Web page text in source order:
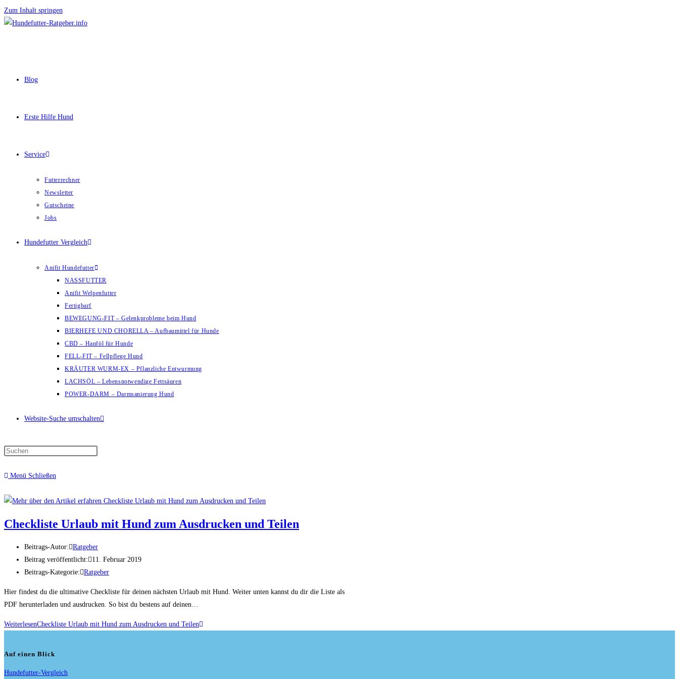
Zum Inhalt springen
Blog
Erste Hilfe Hund
Service
Futterrechner
Newsletter
Gutscheine
Jobs
Hundefutter Vergleich
Anifit Hundefutter
NASSFUTTER
Anifit Welpenfutter
Fertigbarf
BEWEGUNG-FIT – Gelenkprobleme beim Hund
BIERHEFE UND CHORELLA – Aufbaumittel für Hunde
CBD – Hanföl für Hunde
FELL-FIT – Fellpflege Hund
KRÄUTER WURM-EX – Pflanzliche Entwurmung
LACHSÖL – Lebensnotwendige Fettsäuren
POWER-DARM – Darmsanierung Hund
Website-Suche umschalten
Menü Schließen
Checkliste Urlaub mit Hund zum Ausdrucken und Teilen
Beitrags-Autor: Ratgeber
Beitrag veröffentlicht:
11. Februar 2019
Beitrags-Kategorie: Ratgeber
Hier findest du die ultimative Checkliste für deinen nächsten Urlaub mit Hund. Weiter unten kannst du dir die Liste als
PDF herunterladen und ausdrucken. So bist du bestens auf deinen…
WeiterlesenCheckliste Urlaub mit Hund zum Ausdrucken und Teilen
Auf einen Blick
Hundefutter-Vergleich